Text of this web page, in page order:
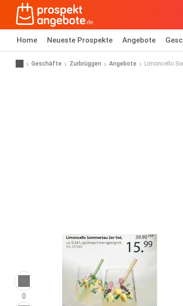
Home Neueste Prospekte Angebote
Geschäfte Zurbrüggen Angebote Limoncello
0